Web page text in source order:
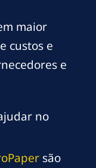
maior
custos e
e
no
são